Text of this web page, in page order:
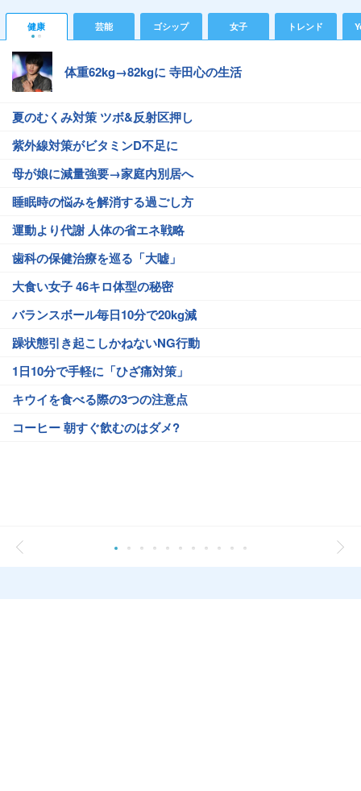
健康 芸能 ゴシップ 女子 トレンド
体重62kg→82kgに 寺田心の生活
夏のむくみ対策 ツボ&反射区押し
紫外線対策がビタミンD不足に
母が娘に減量強要→家庭内別居へ
睡眠時の悩みを解消する過ごし方
運動より代謝 人体の省エネ戦略
歯科の保健治療を巡る「大嘘」
大食い女子 46キロ体型の秘密
バランスボール毎日10分で20kg減
躁状態引き起こしかねないNG行動
1日10分で手軽に「ひざ痛対策」
キウイを食べる際の3つの注意点
コーヒー 朝すぐ飲むのはダメ?